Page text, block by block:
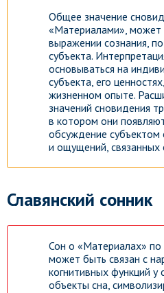
Общее значение
«Материалами», может
выражении сознания,
субъекта.
основываться на
субъекта, его
жизненном опыте.
значений сновидения
в котором они
обсуждение субъектом
и ощущений, связанных
Славянский сонник
Сон о «Материалах» по
может быть связан с
когнитивных функций
объекты сна,